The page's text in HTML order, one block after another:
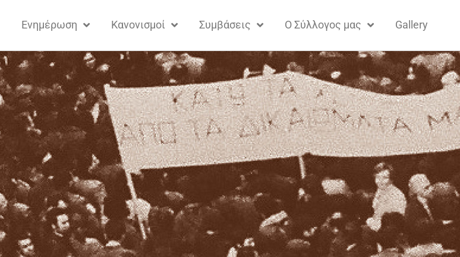
Ενημέρωση Κανονισμοί Συμβάσεις Ο Σύλλογος μας Gallery